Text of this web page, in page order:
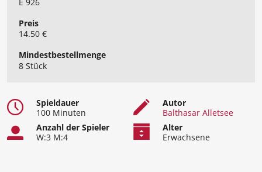
Preis
14.50 €
Mindest​bestellmenge
8 Stück
Spieldauer
100 Minuten
Autor
Balthasar Alletsee
Anzahl der Spieler
W:3 M:4
Alter
Erwachsene